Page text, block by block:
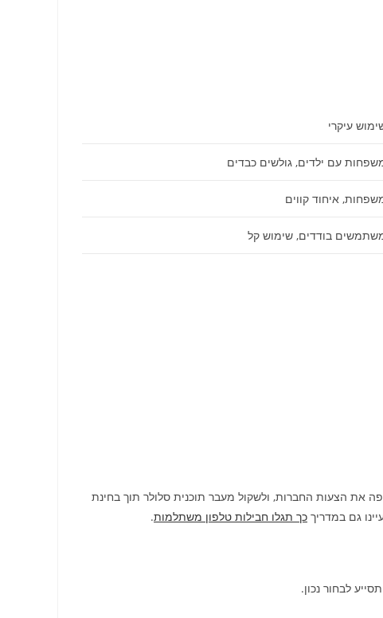
עיקרי
עם ילדים, גולשים כבדים
איחוד קווים
בודדים, שימוש קל
את הצעות החברות, ולשקול מעבר תוכנית סלולר תוך בחינת
גם במדריך כך תגלו חבילות טלפון משתלמות.
לבחור נכון.